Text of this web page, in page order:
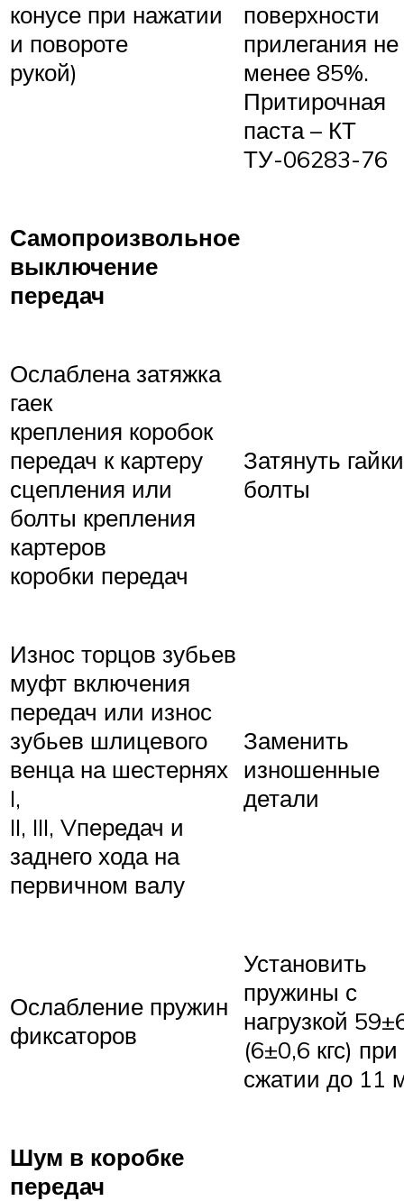
конусе при нажатии
и повороте
рукой)
поверхности
прилегания не
менее 85%.
Притирочная
паста – КТ
ТУ-06283-76
Самопроизвольное
выключение
передач
Ослаблена затяжка
гаек
крепления коробок
передач к картеру
сцепления или
болты крепления
картеров
коробки передач
Затянуть
болты
Износ торцов зубьев
муфт включения
передач или износ
зубьев шлицевого
венца на шестернях
I,
II, III, Vпередач и
заднего хода на
первичном валу
Заменить
изношенные
детали
Ослабление пружин
фиксаторов
Установить
пружины с
нагрузкой
(6±0,6 кгс) при
сжатии до 11
Шум в коробке
передач